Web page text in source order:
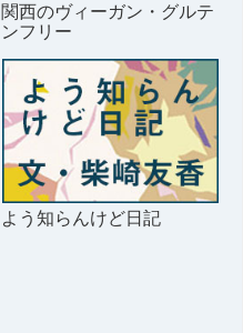
関西のヴィーガン・グルテ
ンフリー
よう知らんけど日記